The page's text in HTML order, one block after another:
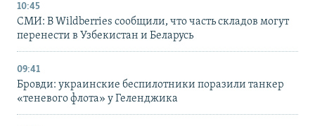
10:45
СМИ: В Wildberries сообщили, что часть складов могут
перенести в Узбекистан и Беларусь
09:41
Бровди: украинские беспилотники поразили танкер
«теневого флота» у Геленджика